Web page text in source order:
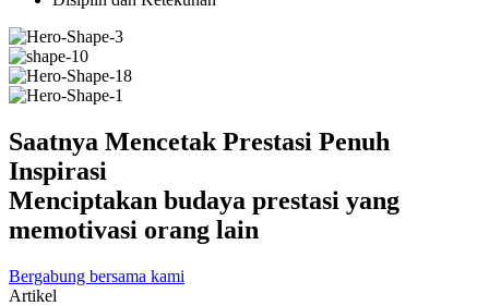
Saatnya Mencetak Prestasi Penuh
Inspirasi
Menciptakan budaya prestasi yang
memotivasi orang lain
Bergabung bersama kami
Artikel